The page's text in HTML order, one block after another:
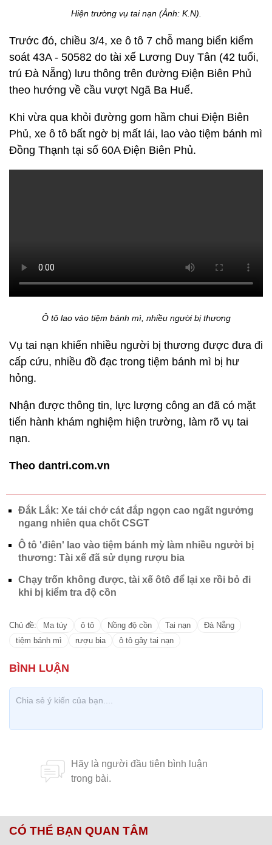
Hiện trường vụ tai nạn (Ảnh: K.N).
Trước đó, chiều 3/4, xe ô tô 7 chỗ mang biển kiểm
soát 43A - 50582 do tài xế Lương Duy Tân (42 tuổi,
trú Đà Nẵng) lưu thông trên đường Điện Biên Phủ
theo hướng về cầu vượt Ngã Ba Huế.
Khi vừa qua khỏi đường gom hầm chui Điện Biên
Phủ, xe ô tô bất ngờ bị mất lái, lao vào tiệm bánh mì
Đồng Thạnh tại số 60A Điện Biên Phủ.
Ô tô lao vào tiệm bánh mì, nhiều người bị thương
Vụ tai nạn khiến nhiều người bị thương được đưa đi
cấp cứu, nhiều đồ đạc trong tiệm bánh mì bị hư
hỏng.
Nhận được thông tin, lực lượng công an đã có mặt
tiến hành khám nghiệm hiện trường, làm rõ vụ tai
nạn.
Theo dantri.com.vn
Đắk Lắk: Xe tải chở cát đắp ngọn cao ngất ngưởng
ngang nhiên qua chốt CSGT
Ô tô 'điên' lao vào tiệm bánh mỳ làm nhiều người bị
thương: Tài xế đã sử dụng rượu bia
Chạy trốn không được, tài xế ôtô để lại xe rồi bỏ đi
khi bị kiểm tra độ cồn
Chủ đề: Ma túy ô tô Nồng độ cồn Tai nạn
Đà Nẵng
tiệm bánh mì
rượu bia ô tô gây tai nạn
CÓ THỂ BẠN QUAN TÂM